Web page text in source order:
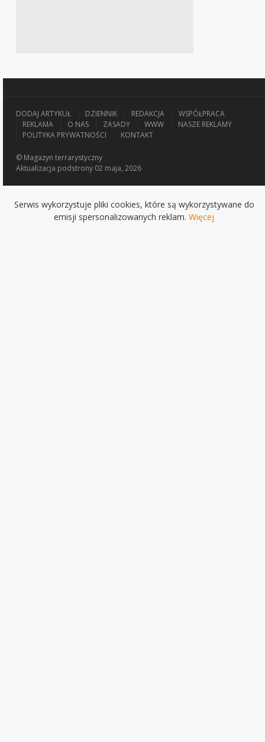
DODAJ ARTYKUŁ DZIENNIK REDAKCJA
WSPÓŁPRACA
REKLAMA
O NAS ZASADY WWW
NASZE REKLAMY
POLITYKA PRYWATNOŚCI
KONTAKT
© Magazyn terrarystyczny
Aktualizacja podstrony 02 maja, 2026
Serwis wykorzystuje pliki cookies, które są wykorzystywane do
emisji spersonalizowanych reklam. Więcej